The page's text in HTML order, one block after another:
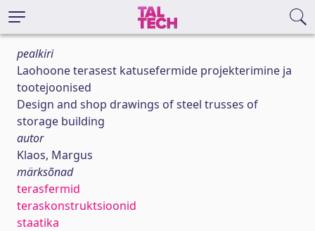
pealkiri
Laohoone terasest katusefermide projekterimine ja
tootejoonised
Design and shop drawings of steel trusses of
storage building
autor
Klaos, Margus
märksõnad
terasfermid
teraskonstruktsioonid
staatika